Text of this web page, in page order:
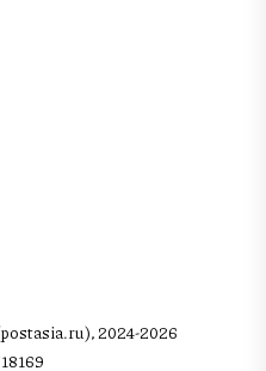
2024-2026